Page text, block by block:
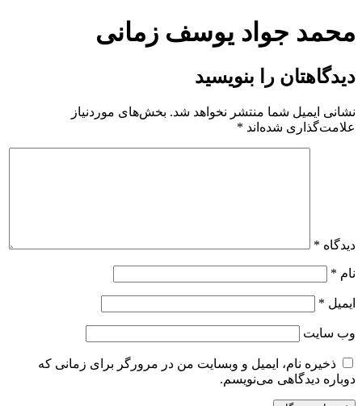
به
محمد جواد یوسف زمانی
دیدگاهتان را بنویسید
نشانی ایمیل شما منتشر نخواهد شد. بخش‌های موردنیاز
علامت‌گذاری شده‌اند *
دیدگاه *
نام *
ایمیل *
وب‌ سایت
ذخیره نام، ایمیل و وبسایت من در مرورگر برای زمانی که
دوباره دیدگاهی می‌نویسم.